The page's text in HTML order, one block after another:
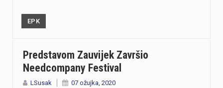
EPK
Predstavom Zauvijek Završio
Needcompany Festival
LSusak 07 ožujka, 2020